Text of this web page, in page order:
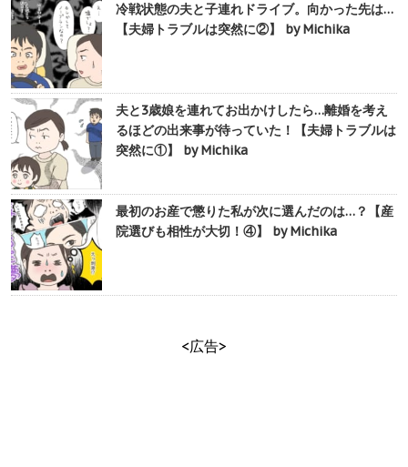
冷戦状態の夫と子連れドライブ。向かった先は…
【夫婦トラブルは突然に②】 by Michika
夫と3歳娘を連れてお出かけしたら…離婚を考え
るほどの出来事が待っていた！【夫婦トラブルは
突然に①】 by Michika
最初のお産で懲りた私が次に選んだのは…？【産
院選びも相性が大切！④】 by Michika
<広告>